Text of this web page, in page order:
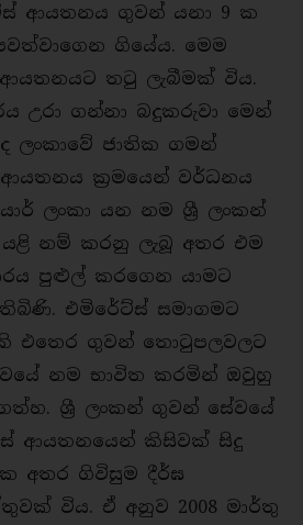
ආයතනය ගුවන් යනා 9 ක
ගියේය. මෙම
ආයතනයට තටු ලැබීමක් විය.
උරා ගන්නා බදුකරුවා මෙන්
ලංකාවේ ජාතික ගමන්
ක‍්‍රමයෙන් වර්ධනය
ලංකා යන නම ශ්‍රී ලංකන්
නම් කරනු ලැබූ අතර එම
පුළුල් කරගෙන යාමට
එමිරේට්ස් සමාගමට
එතෙර ගුවන් තොටුපලවලට
නම භාවිත කරමින් ඔවුහු
ශ්‍රී ලංකන් ගුවන් සේවයේ
ආයතනයෙන් කිසිවක් සිදු
අතර ගිවිසුම දීර්ඝ
විය. ඒ අනුව 2008 මාර්තු